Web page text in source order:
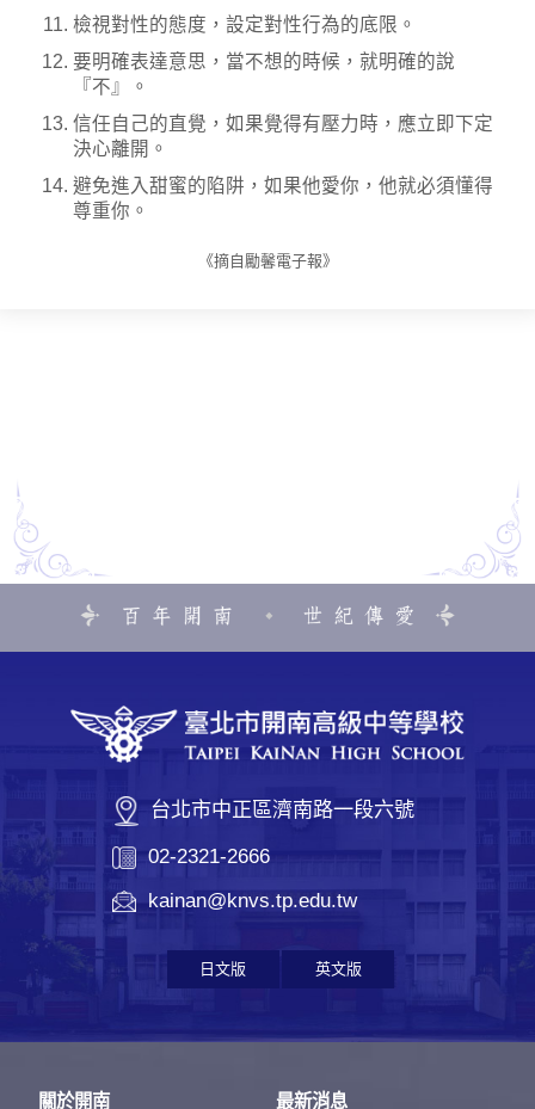
檢視對性的態度，設定對性行為的底限。
要明確表達意思，當不想的時候，就明確的說
『不』。
信任自己的直覺，如果覺得有壓力時，應立即下定
決心離開。
避免進入甜蜜的陷阱，如果他愛你，他就必須懂得
尊重你。
《摘自勵馨電子報》
台北市中正區濟南路一段六號
02-2321-2666
kainan@knvs.tp.edu.tw
日文版 英文版
關於開南 最新消息